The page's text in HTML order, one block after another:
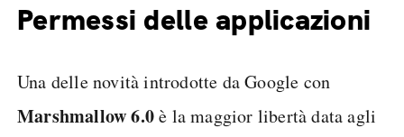
Permessi delle applicazioni
Una delle novità introdotte da Google con
Marshmallow 6.0è la maggior libertà data agli